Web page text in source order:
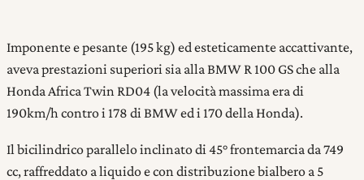
Imponente e pesante (195 kg) ed esteticamente accattivante,
aveva prestazioni superiori sia alla BMW R 100 GS che alla
Honda Africa Twin RD04 (la velocità massima era di
190km/h contro i 178 di BMW ed i 170 della Honda).
Il bicilindrico parallelo inclinato di 45° frontemarcia da 749
cc, raffreddato a liquido e con distribuzione bialbero a 5